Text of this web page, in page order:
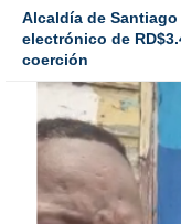
Alcaldía de
electrónico de
coerción